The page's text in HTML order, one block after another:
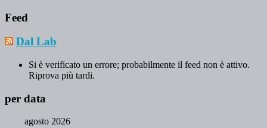
Feed
Dal Lab
Si è verificato un errore; probabilmente il feed non è attivo.
Riprova più tardi.
per data
agosto 2026